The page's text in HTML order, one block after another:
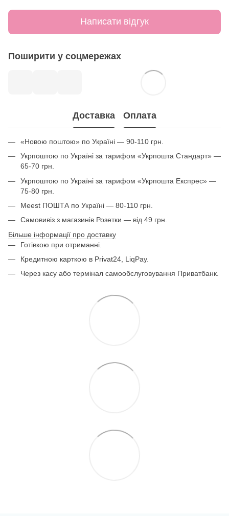
Написати відгук
Поширити у соцмережах
Доставка Оплата
«Новою поштою» по Україні — 90-110 грн.
Укрпоштою по Україні за тарифом «Укрпошта Стандарт» —
65-70 грн.
Укрпоштою по Україні за тарифом «Укрпошта Експрес» —
75-80 грн.
Meest ПОШТА по Україні — 80-110 грн.
Самовивіз з магазинів Розетки — від 49 грн.
Більше інформації про доставку
Готівкою при отриманні.
Кредитною карткою в Privat24, LiqPay.
Через касу або термінал самообслуговування Приватбанк.